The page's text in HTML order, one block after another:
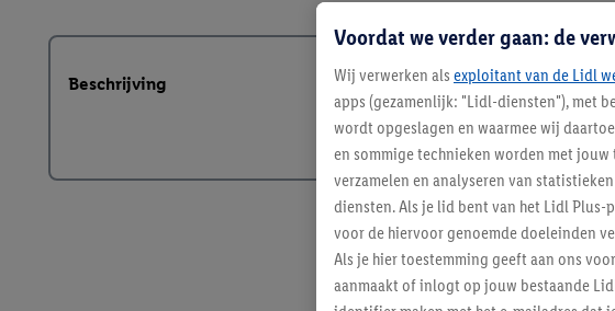
Beschrijving
Voordat we verder gaan: de
Wij verwerken als exploitant van de Lidl
apps (gezamenlijk: "Lidl-diensten"), met
wordt opgeslagen en waarmee wij
en sommige technieken worden met
verzamelen en analyseren van
diensten. Als je lid bent van het Lidl
voor de hiervoor genoemde doeleinden
Als je hier toestemming geeft aan ons
aanmaakt of inlogt op jouw bestaande